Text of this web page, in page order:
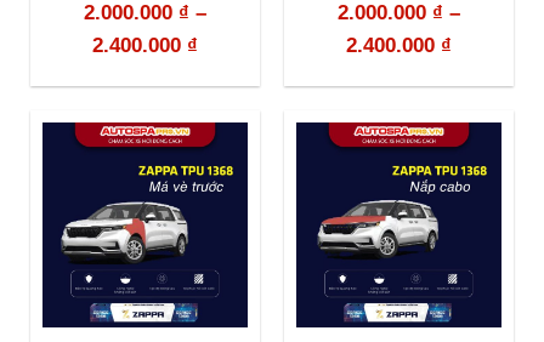
2.000.000 ₫ –
2.400.000 ₫
2.000.000 ₫ –
2.400.000 ₫